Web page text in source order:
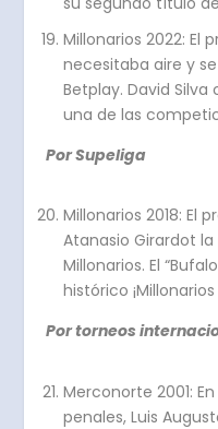
Millonarios 2022: El
necesitaba aire y
Betplay. David
una de las
Por Supeliga
Millonarios 2018: El
Atanasio Girardot
Millonarios. El
histórico
Por torneos
Merconorte 2001:
penales, Luis